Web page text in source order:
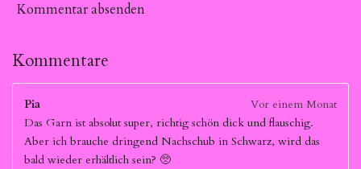
Kommentar absenden
Kommentare
Pia
Vor einem Monat
Das Garn ist absolut super, richtig schön dick und flauschig.
Aber ich brauche dringend Nachschub in Schwarz, wird das
bald wieder erhältlich sein? 🥺